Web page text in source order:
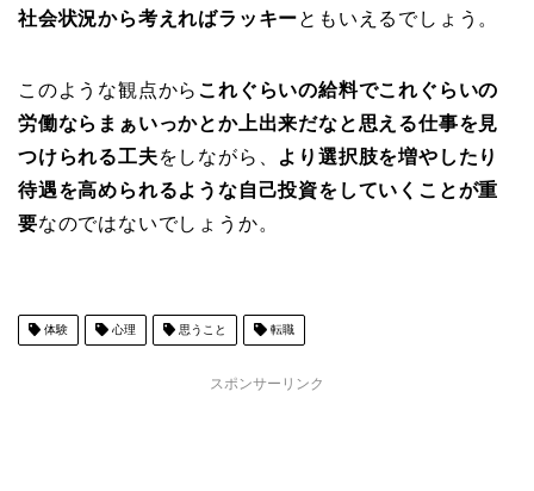
社会状況から考えればラッキーともいえるでしょう。
このような観点から これぐらいの給料でこれぐらいの
労働ならまぁいっかとか上出来だなと思える仕事を見
つけられる工夫をしながら、 より選択肢を増やしたり
待遇を高められるような自己投資をしていくことが重
要なのではないでしょうか。
体験 心理 思うこと 転職
スポンサーリンク